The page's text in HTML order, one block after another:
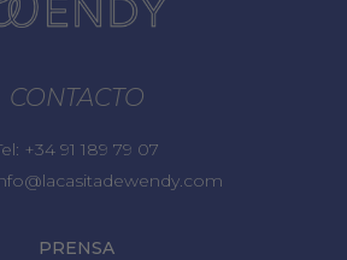
CONTACTO
+34 91 189 79 07
PRENSA